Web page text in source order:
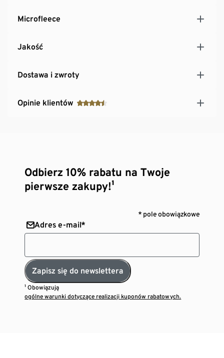
Microfleece
Jakość
Dostawa i zwroty
Opinie klientów
Odbierz 10% rabatu na Twoje
pierwsze zakupy!¹
* pole obowiązkowe
Adres e-mail*
Zapisz się do newslettera
¹ Obowiązują
ogólne warunki dotyczące realizacji kuponów rabatowych.